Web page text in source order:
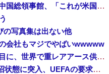
西側からの手痛い指摘に激怒した中国総領事館、「これが米国人Youtuberが紹介する本当の中国だ」と動画を公開するも……
の写真集は出ない他
会社もマジでやばいwwwww
中国の「レアアース武器化」が裏目に、世界で重レアアース供給網の構築が加速－米メディア [8/6]
FIFAとUEFAの争いが凄まじい泥沼状態に突入、UEFAの要求を呑んだFIFAだったがUEFA側は強硬姿勢を崩さず……